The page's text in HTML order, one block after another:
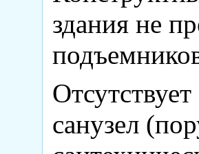
здания не
санузел